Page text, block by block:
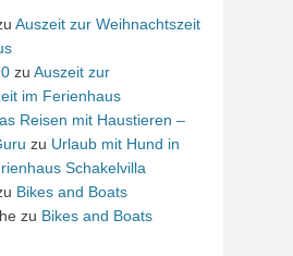
Auszeit zur Weihnachtszeit
zu Auszeit zur
im Ferienhaus
Reisen mit Haustieren –
zu Urlaub mit Hund in
Schakelvilla
Bikes and Boats
zu Bikes and Boats